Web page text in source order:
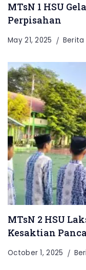
MTsN 1 HSU
Perpisahan
May 21, 2025 Berita
MTsN 2 HSU
Kesaktian
October 1, 2025